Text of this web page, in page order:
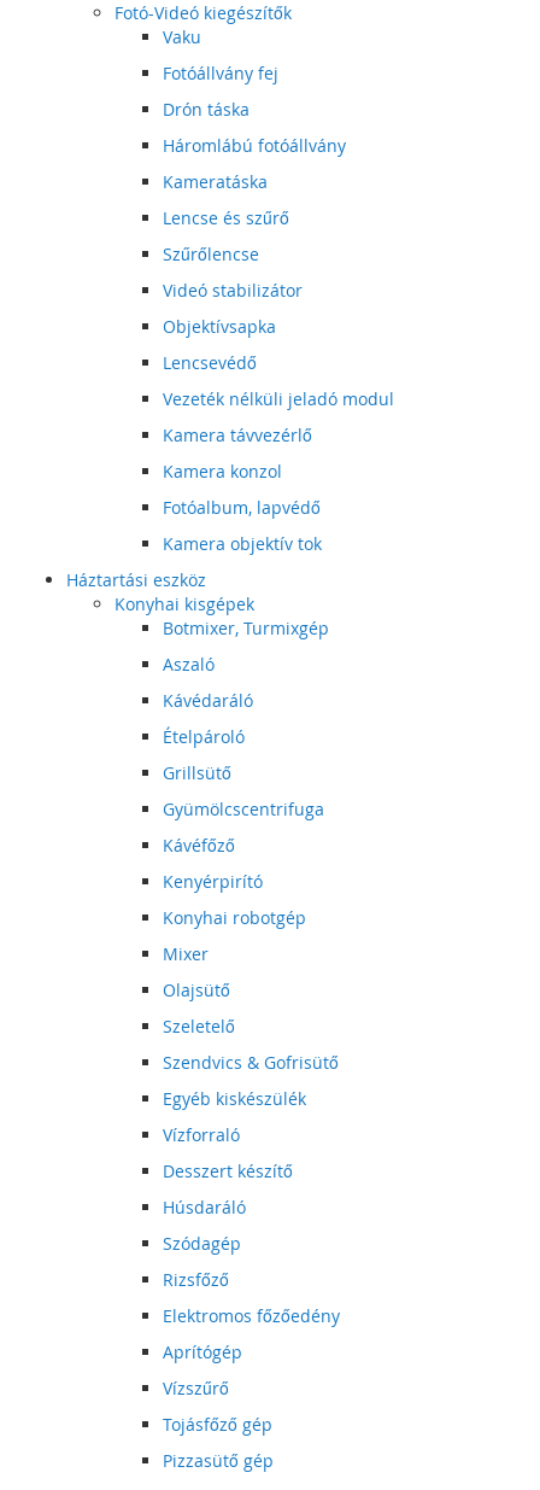
Fotó-Videó kiegészítők
Vaku
Fotóállvány fej
Drón táska
Háromlábú fotóállvány
Kameratáska
Lencse és szűrő
Szűrőlencse
Videó stabilizátor
Objektívsapka
Lencsevédő
Vezeték nélküli jeladó modul
Kamera távvezérlő
Kamera konzol
Fotóalbum, lapvédő
Kamera objektív tok
Háztartási eszköz
Konyhai kisgépek
Botmixer, Turmixgép
Aszaló
Kávédaráló
Ételpároló
Grillsütő
Gyümölcscentrifuga
Kávéfőző
Kenyérpirító
Konyhai robotgép
Mixer
Olajsütő
Szeletelő
Szendvics & Gofrisütő
Egyéb kiskészülék
Vízforraló
Desszert készítő
Húsdaráló
Szódagép
Rizsfőző
Elektromos főzőedény
Aprítógép
Vízszűrő
Tojásfőző gép
Pizzasütő gép